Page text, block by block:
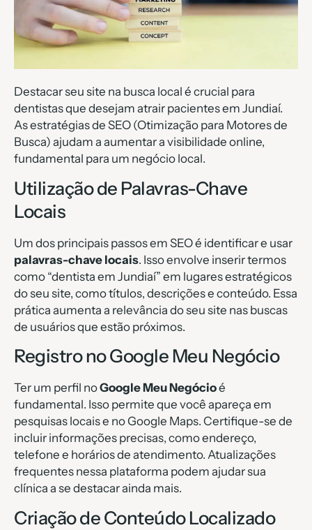
Destacar seu site na busca local é crucial para
dentistas que desejam atrair pacientes em Jundiaí.
As estratégias de SEO (Otimização para Motores de
Busca) ajudam a aumentar a visibilidade online,
fundamental para um negócio local.
Utilização de Palavras-Chave
Locais
Um dos principais passos em SEO é identificar e usar
palavras-chave locais. Isso envolve inserir termos
como “dentista em Jundiaí” em lugares estratégicos
do seu site, como títulos, descrições e conteúdo. Essa
prática aumenta a relevância do seu site nas buscas
de usuários que estão próximos.
Registro no Google Meu Negócio
Ter um perfil noGoogle Meu Negócioé
fundamental. Isso permite que você apareça em
pesquisas locais e no Google Maps. Certifique-se de
incluir informações precisas, como endereço,
telefone e horários de atendimento. Atualizações
frequentes nessa plataforma podem ajudar sua
clínica a se destacar ainda mais.
Criação de Conteúdo Localizado